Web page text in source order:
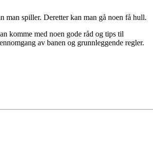
man spiller. Deretter kan man gå noen få hull.
komme med noen gode råd og tips til
av banen og grunnleggende regler.